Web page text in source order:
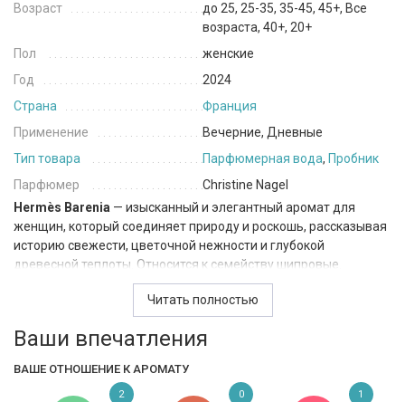
Возраст
до 25, 25-35, 35-45, 45+, Все
возраста, 40+, 20+
Пол
женские
Год
2024
Страна
Франция
Применение
Вечерние, Дневные
Тип товара
Парфюмерная вода, Пробник
Парфюмер
Christine Nagel
Hermès Barenia — изысканный и элегантный аромат для
женщин, который соединяет природу и роскошь, рассказывая
историю свежести, цветочной нежности и глубокой
древесной теплоты. Относится к семейству шипровые.
Верхние ноты открываются цитрусовой яркостью бергамота,
подчеркнутой неожиданной сладостьюmiracle berry
экзотический аккорд создаёт эффектное и интригующее
необычного. Сердце аромата расцветает аккордом белого
гедихиума — цветка с чистым и слегка пряным звучанием,
Читать полностью
Ваши впечатления
ВАШЕ ОТНОШЕНИЕ К АРОМАТУ
2 0 1